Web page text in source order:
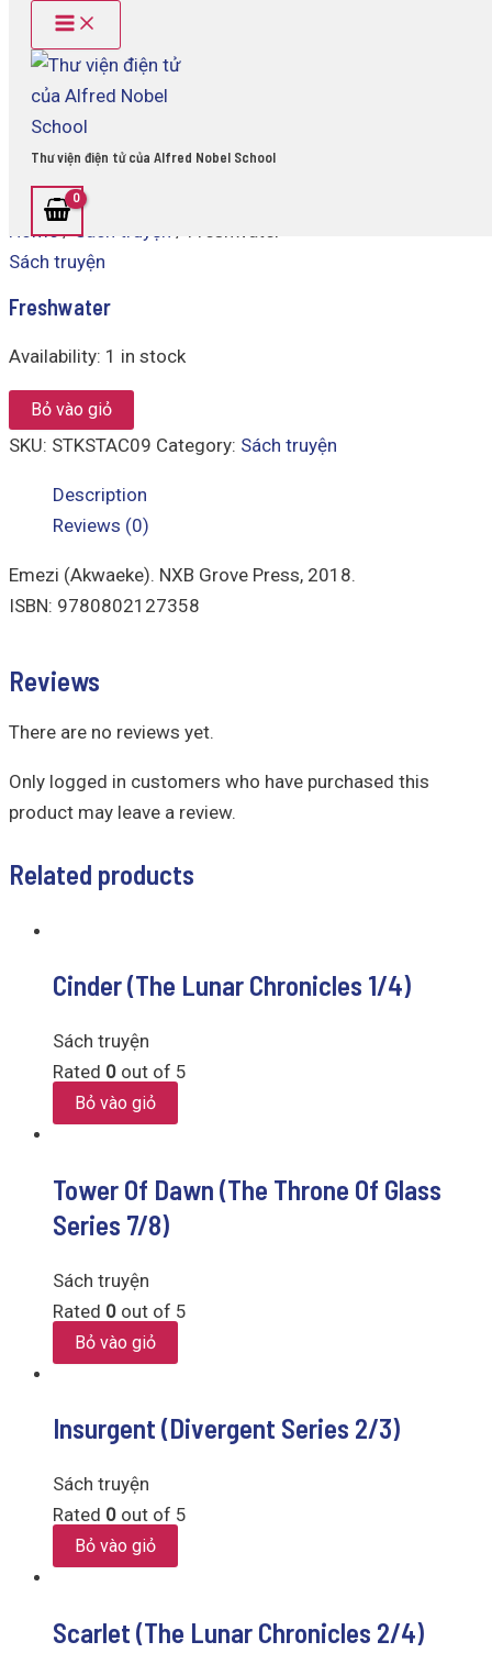
content
Main
Menu
Thư viện điện tử của Alfred Nobel School
Home/Sách truyện / Freshwater
Sách truyện
Freshwater
Availability: 1 in stock
quantity
Bỏ vào giỏ
SKU: STKSTAC09 Category: Sách truyện
Description
Reviews (0)
Emezi (Akwaeke). NXB Grove Press, 2018.
ISBN: 9780802127358
Reviews
There are no reviews yet.
Only logged in customers who have purchased this
product may leave a review.
Related products
Cinder (The Lunar Chronicles 1/4)
Sách truyện
Rated 0 out of 5
Bỏ vào giỏ
Tower Of Dawn (The Throne Of Glass
Series 7/8)
Sách truyện
Rated 0 out of 5
Bỏ vào giỏ
Insurgent (Divergent Series 2/3)
Sách truyện
Rated 0 out of 5
Bỏ vào giỏ
Scarlet (The Lunar Chronicles 2/4)